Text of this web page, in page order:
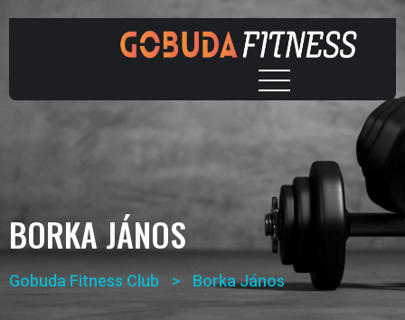
BORKA JÁNOS
Gobuda Fitness Club > Borka János